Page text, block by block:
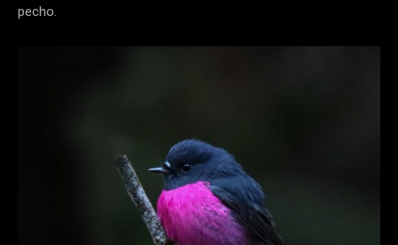
pecho.